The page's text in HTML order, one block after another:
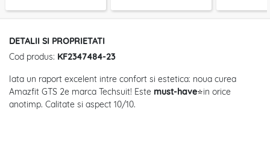
DETALII SI PROPRIETATI
Cod produs: KF2347484-23
Iata un raport excelent intre confort si estetica: noua curea
Amazfit GTS 2e marca Techsuit! Este must-have⭐in orice
anotimp. Calitate si aspect 10/10.